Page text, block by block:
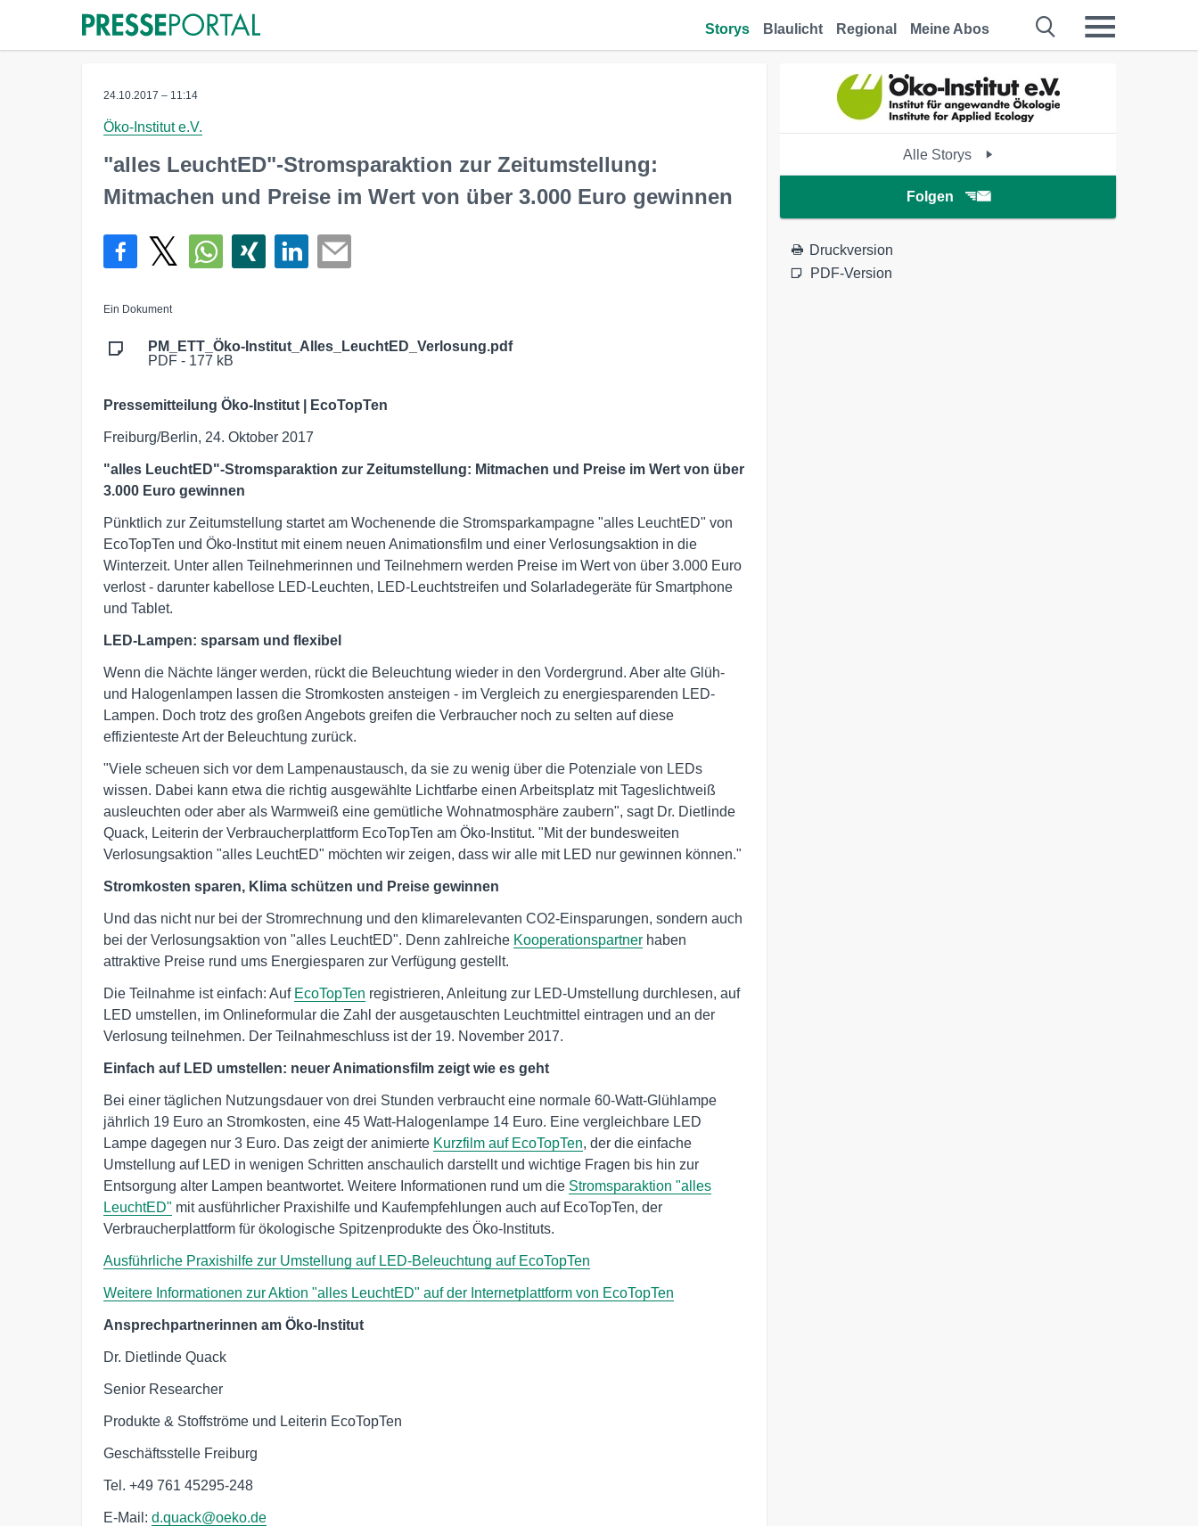
Storys Blaulicht Regional Meine Abos
24.10.2017 – 11:14
Öko-Institut e.V.
"alles LeuchtED"-Stromsparaktion zur Zeitumstellung:
Mitmachen und Preise im Wert von über 3.000 Euro gewinnen
Ein Dokument
PM_ETT_Öko-Institut_Alles_LeuchtED_Verlosung.pdf
PDF - 177 kB
Pressemitteilung Öko-Institut | EcoTopTen
Freiburg/Berlin, 24. Oktober 2017
"alles LeuchtED"-Stromsparaktion zur Zeitumstellung: Mitmachen und Preise im Wert von über
3.000 Euro gewinnen
Pünktlich zur Zeitumstellung startet am Wochenende die Stromsparkampagne "alles LeuchtED" von
EcoTopTen und Öko-Institut mit einem neuen Animationsfilm und einer Verlosungsaktion in die
Winterzeit. Unter allen Teilnehmerinnen und Teilnehmern werden Preise im Wert von über 3.000 Euro
verlost - darunter kabellose LED-Leuchten, LED-Leuchtstreifen und Solarladegeräte für Smartphone
und Tablet.
LED-Lampen: sparsam und flexibel
Wenn die Nächte länger werden, rückt die Beleuchtung wieder in den Vordergrund. Aber alte Glüh-
und Halogenlampen lassen die Stromkosten ansteigen - im Vergleich zu energiesparenden LED-
Lampen. Doch trotz des großen Angebots greifen die Verbraucher noch zu selten auf diese
effizienteste Art der Beleuchtung zurück.
"Viele scheuen sich vor dem Lampenaustausch, da sie zu wenig über die Potenziale von LEDs
wissen. Dabei kann etwa die richtig ausgewählte Lichtfarbe einen Arbeitsplatz mit Tageslichtweiß
ausleuchten oder aber als Warmweiß eine gemütliche Wohnatmosphäre zaubern", sagt Dr. Dietlinde
Quack, Leiterin der Verbraucherplattform EcoTopTen am Öko-Institut. "Mit der bundesweiten
Verlosungsaktion "alles LeuchtED" möchten wir zeigen, dass wir alle mit LED nur gewinnen können."
Stromkosten sparen, Klima schützen und Preise gewinnen
Und das nicht nur bei der Stromrechnung und den klimarelevanten CO2-Einsparungen, sondern auch
bei der Verlosungsaktion von "alles LeuchtED". Denn zahlreiche Kooperationspartner haben
attraktive Preise rund ums Energiesparen zur Verfügung gestellt.
Die Teilnahme ist einfach: Auf EcoTopTen registrieren, Anleitung zur LED-Umstellung durchlesen, auf
LED umstellen, im Onlineformular die Zahl der ausgetauschten Leuchtmittel eintragen und an der
Verlosung teilnehmen. Der Teilnahmeschluss ist der 19. November 2017.
Einfach auf LED umstellen: neuer Animationsfilm zeigt wie es geht
Bei einer täglichen Nutzungsdauer von drei Stunden verbraucht eine normale 60-Watt-Glühlampe
jährlich 19 Euro an Stromkosten, eine 45 Watt-Halogenlampe 14 Euro. Eine vergleichbare LED
Lampe dagegen nur 3 Euro. Das zeigt der animierte Kurzfilm auf EcoTopTen, der die einfache
Umstellung auf LED in wenigen Schritten anschaulich darstellt und wichtige Fragen bis hin zur
Entsorgung alter Lampen beantwortet. Weitere Informationen rund um die Stromsparaktion "alles
LeuchtED" mit ausführlicher Praxishilfe und Kaufempfehlungen auch auf EcoTopTen, der
Verbraucherplattform für ökologische Spitzenprodukte des Öko-Instituts.
Ausführliche Praxishilfe zur Umstellung auf LED-Beleuchtung auf EcoTopTen
Weitere Informationen zur Aktion "alles LeuchtED" auf der Internetplattform von EcoTopTen
Ansprechpartnerinnen am Öko-Institut
Dr. Dietlinde Quack
Senior Researcher
Produkte & Stoffströme und Leiterin EcoTopTen
Geschäftsstelle Freiburg
Tel. +49 761 45295-248
E-Mail: d.quack@oeko.de
Alle Storys
Folgen
Druckversion
PDF-Version